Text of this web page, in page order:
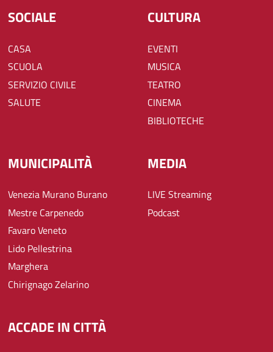
SOCIALE
CASA
SCUOLA
SERVIZIO CIVILE
SALUTE
CULTURA
EVENTI
MUSICA
TEATRO
CINEMA
BIBLIOTECHE
MUNICIPALITÀ
Venezia Murano Burano
Mestre Carpenedo
Favaro Veneto
Lido Pellestrina
Marghera
Chirignago Zelarino
MEDIA
LIVE Streaming
Podcast
ACCADE IN CITTÀ